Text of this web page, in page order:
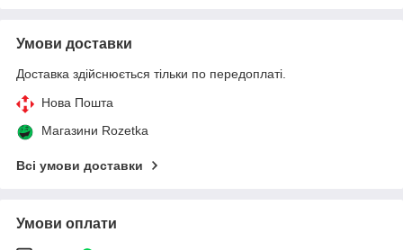
Умови доставки
Доставка здійснюється тільки по передоплаті.
Нова Пошта
Магазини Rozetka
Всі умови доставки
Умови оплати